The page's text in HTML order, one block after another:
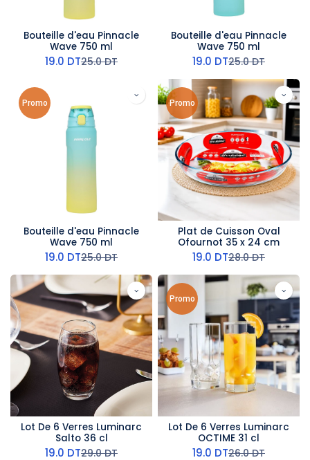
Bouteille d'eau Pinnacle
Wave 750 ml
19.0 DT25.0DT
Bouteille d'eau Pinnacle
Wave 750 ml
19.0 DT25.0DT
Promo
Bouteille d'eau Pinnacle
Wave 750 ml
19.0 DT25.0DT
Promo
Plat de Cuisson Oval
Ofournot 35 x 24 cm
19.0 DT28.0DT
Lot De 6 Verres Luminarc
Salto 36 cl
19.0 DT29.0DT
Promo
Lot De 6 Verres Luminarc
OCTIME 31 cl
19.0 DT26.0DT